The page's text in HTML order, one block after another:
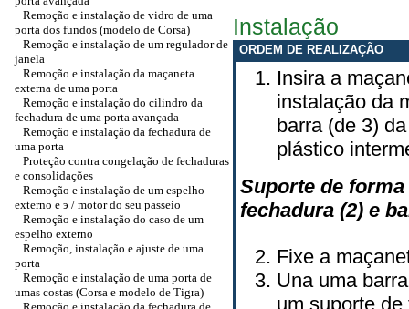
Remoção e instalação de vidro de uma
porta dos fundos (modelo de Corsa)
Remoção e instalação de um regulador de
janela
Remoção e instalação da maçaneta
externa de uma porta
Remoção e instalação do cilindro da
fechadura de uma porta avançada
Remoção e instalação da fechadura de
uma porta
Proteção contra congelação de fechaduras
e consolidações
Remoção e instalação de um espelho
externo e э / motor do seu passeio
Remoção e instalação do caso de um
espelho externo
Remoção, instalação e ajuste de uma
porta
Remoção e instalação de uma porta de
umas costas (Corsa e modelo de Tigra)
Instalação
ORDEM DE REALIZAÇÃO
Insira a
instalação da
barra (de 3)
plástico
Suporte de
fechadura (2) e
Fixe a
Una uma
um suporte